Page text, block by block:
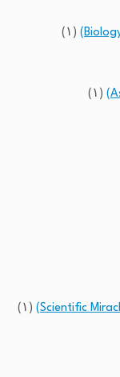
(۱)
(۱)
(۱)